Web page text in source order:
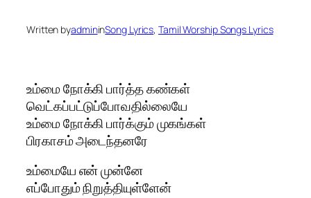
Written byadmininSong Lyrics, Tamil Worship Songs Lyrics
உம்மை நோக்கி பார்த்த கண்கள்
வெட்கப்பட்டுப்போவதில்லையே
உம்மை நோக்கி பார்க்கும் முகங்கள்
பிரகாசம் அடைந்தனரே
உம்மையே என் முன்னே
எப்போதும் நிறுத்தியுள்ளேன்